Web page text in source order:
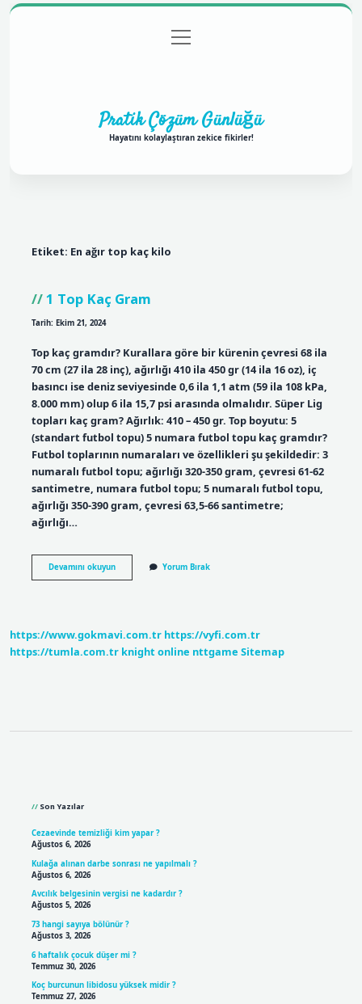
Gizlilik Politikası
menüyü
aç
Pratik Çözüm Günlüğü
Hayatını kolaylaştıran zekice fikirler!
Etiket: En ağır top kaç kilo
1 Top Kaç Gram
Tarih: Ekim 21, 2024
Top kaç gramdır? Kurallara göre bir kürenin çevresi 68 ila
70 cm (27 ila 28 inç), ağırlığı 410 ila 450 gr (14 ila 16 oz), iç
basıncı ise deniz seviyesinde 0,6 ila 1,1 atm (59 ila 108 kPa,
8.000 mm) olup 6 ila 15,7 psi arasında olmalıdır. Süper Lig
topları kaç gram? Ağırlık: 410 – 450 gr. Top boyutu: 5
(standart futbol topu) 5 numara futbol topu kaç gramdır?
Futbol toplarının numaraları ve özellikleri şu şekildedir: 3
numaralı futbol topu; ağırlığı 320-350 gram, çevresi 61-62
santimetre, numara futbol topu; 5 numaralı futbol topu,
ağırlığı 350-390 gram, çevresi 63,5-66 santimetre;
ağırlığı…
Devamını okuyun1
Top
Yorum Bırak
https://www.gokmavi.com.tr https://vyfi.com.tr
https://tumla.com.tr knight online nttgame Sitemap
Son Yazılar
Cezaevinde temizliği kim yapar ?
Ağustos 6, 2026
Kulağa alınan darbe sonrası ne yapılmalı ?
Ağustos 6, 2026
Avcılık belgesinin vergisi ne kadardır ?
Ağustos 5, 2026
73 hangi sayıya bölünür ?
Ağustos 3, 2026
6 haftalık çocuk düşer mi ?
Temmuz 30, 2026
Koç burcunun libidosu yüksek midir ?
Temmuz 27, 2026